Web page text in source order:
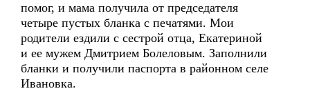
помог, и мама получила от председателя
четыре пустых бланка с печатями. Мои
родители ездили с сестрой отца, Екатериной
и ее мужем Дмитрием Болеловым. Заполнили
бланки и получили паспорта в районном селе
Ивановка.